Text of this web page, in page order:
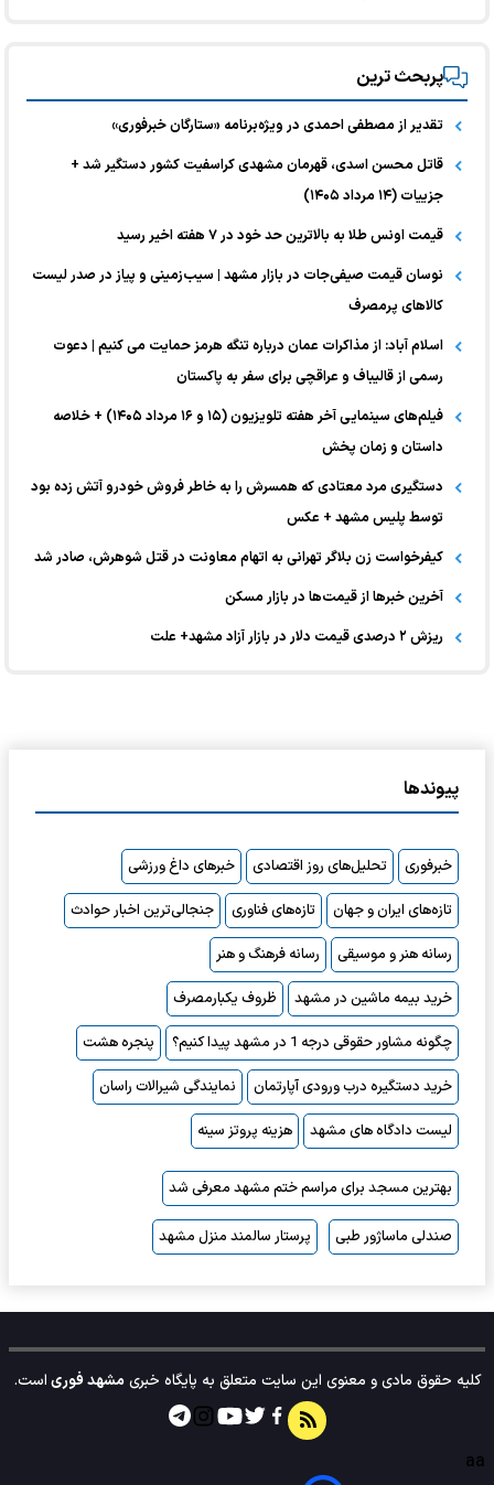
پربحث ترین
تقدیر از مصطفی احمدی در ویژه‌برنامه «ستارگان خبرفوری»
قاتل محسن اسدی، قهرمان مشهدی کراسفیت کشور دستگیر شد +
جزییات (۱۴ مرداد ۱۴۰۵)
قیمت اونس طلا به بالاترین حد خود در ۷ هفته اخیر رسید
نوسان قیمت صیفی‌جات در بازار مشهد | سیب‌زمینی و پیاز در صدر لیست
کالا‌های پرمصرف
اسلام آباد: از مذاکرات عمان درباره تنگه هرمز حمایت می کنیم | دعوت
رسمی از قالیباف و عراقچی برای سفر به پاکستان
فیلم‌های سینمایی آخر هفته تلویزیون (۱۵ و ۱۶ مرداد ۱۴۰۵) + خلاصه
داستان و زمان پخش
دستگیری مرد معتادی که همسرش را به خاطر فروش خودرو آتش زده بود
توسط پلیس مشهد + عکس
کیفرخواست زن بلاگر تهرانی به اتهام معاونت در قتل شوهرش، صادر شد
آخرین خبر‌ها از قیمت‌ها در بازار مسکن
ریزش ۲ درصدی قیمت دلار در بازار آزاد مشهد+ علت
پیوندها
خبرفوری تحلیل‌های روز اقتصادی
خبرهای داغ ورزشی
تازه‌های ایران و جهان
تازه‌های فناوری
جنجالی‌ترین اخبار حوادث
رسانه هنر و موسیقی
رسانه فرهنگ و هنر
خرید بیمه ماشین در مشهد
ظروف یکبارمصرف
چگونه مشاور حقوقی درجه 1 در مشهد پیدا کنیم؟
پنجره هشت
خرید دستگیره درب ورودی آپارتمان
نمایندگی شیرالات راسان
لیست دادگاه های مشهد
هزینه پروتز سینه
بهترین مسجد برای مراسم ختم مشهد معرفی شد
صندلی ماساژور طبی پرستار سالمند منزل مشهد
کلیه حقوق مادی و معنوی این سایت متعلق به پایگاه خبریمشهد فوریاست.
aa